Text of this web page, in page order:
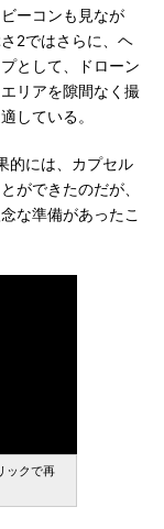
ーコンも見なが
2ではさらに、ヘ
として、ドローン
リアを隙間なく撮
している。
的には、カプセル
ができたのだが、
な準備があったこ
ックで再